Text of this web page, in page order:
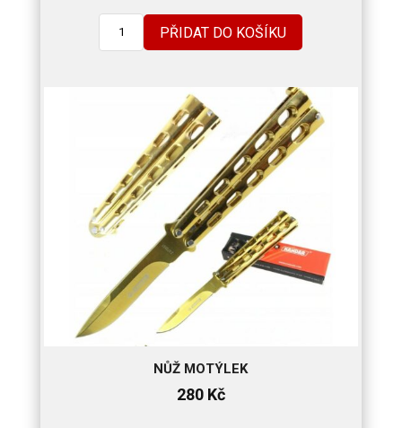
PŘIDAT DO KOŠÍKU
NŮŽ MOTÝLEK
280 Kč